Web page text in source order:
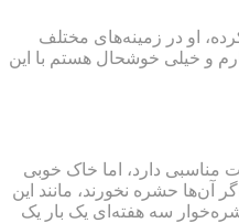
او در زمینه‌های مختلف
و خیلی خوشحال هستم با این
دارد، اما خاک خوبی
آن‌ها حشره نخورند، مانند این
سه هفته‌ای یک بار یک